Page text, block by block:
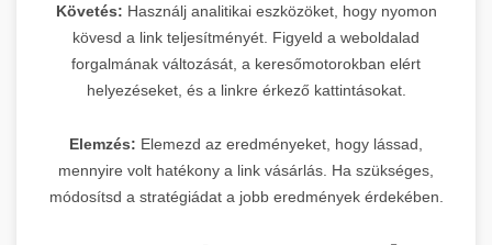
Követés: Használj analitikai eszközöket, hogy nyomon
kövesd a link teljesítményét. Figyeld a weboldalad
forgalmának változását, a keresőmotorokban elért
helyezéseket, és a linkre érkező kattintásokat.
Elemzés: Elemezd az eredményeket, hogy lássad,
mennyire volt hatékony a link vásárlás. Ha szükséges,
módosítsd a stratégiádat a jobb eredmények érdekében.